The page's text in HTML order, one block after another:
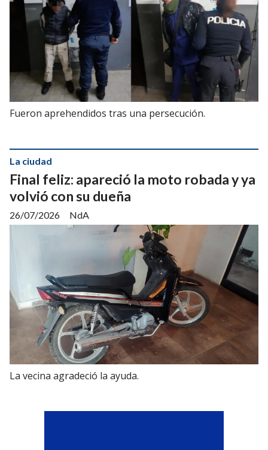
Fueron aprehendidos tras una persecución.
Final feliz: apareció la moto robada y ya
volvió con su dueña
NdA
La ciudad
26/07/2026
La vecina agradeció la ayuda.